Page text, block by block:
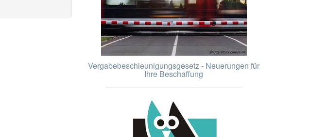
Vergabebeschleunigungsgesetz - Neuerungen für
Ihre Beschaffung